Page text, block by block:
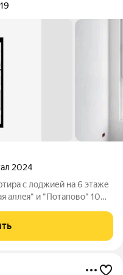
2024
c лоджией на 6 этаже
aллeя" и "Пoтапово" 10
ин. Мат. капитал. Скидки.